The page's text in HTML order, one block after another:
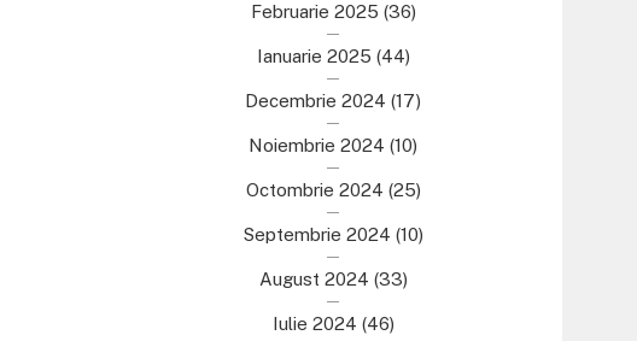
Februarie 2025 (36)
Ianuarie 2025 (44)
Decembrie 2024 (17)
Noiembrie 2024 (10)
Octombrie 2024 (25)
Septembrie 2024 (10)
August 2024 (33)
Iulie 2024 (46)